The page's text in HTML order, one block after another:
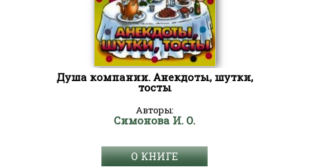
Душа компании. Анекдоты, шутки,
тосты
Авторы:
Симонова И. О.
О КНИГЕ